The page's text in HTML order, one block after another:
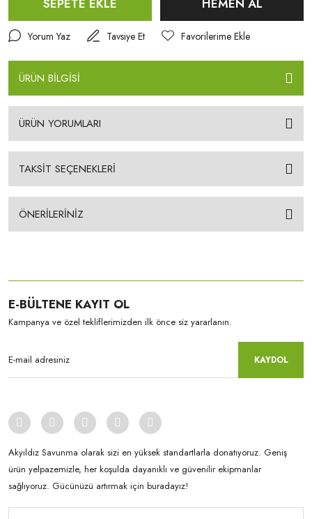
Yorum Yaz Tavsiye Et
ÜRÜN BİLGİSİ
ÜRÜN YORUMLARI
TAKSİT SEÇENEKLERİ
ÖNERİLERİNİZ
E-BÜLTENE KAYIT OL
Kampanya ve özel tekliflerimizden ilk önce siz yararlanın.
KAYDOL
Akyıldız Savunma olarak sizi en yüksek standartlarla donatıyoruz. Geniş
ürün yelpazemizle, her koşulda dayanıklı ve güvenilir ekipmanlar
sağlıyoruz. Gücünüzü artırmak için buradayız!